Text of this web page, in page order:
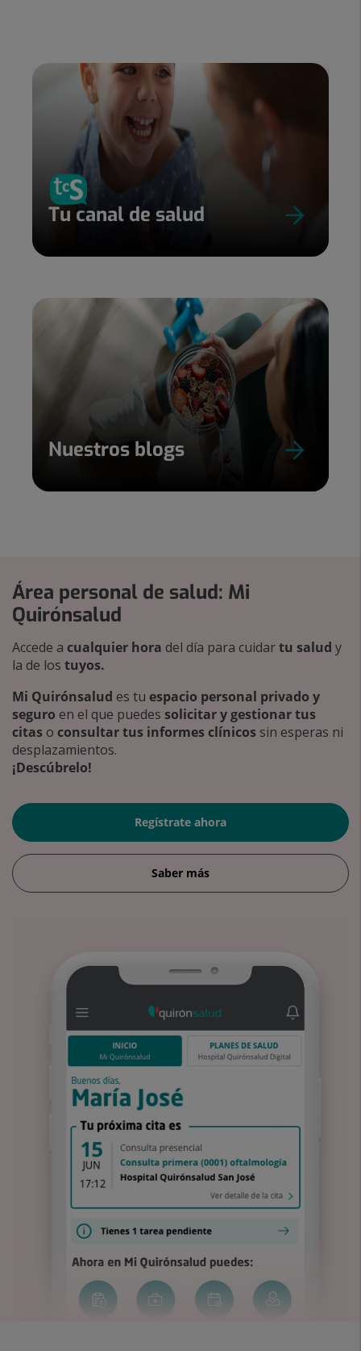
Tu canal de salud
Nuestros blogs
Área personal de salud: Mi
Quirónsalud
Accede a cualquier hora del día para cuidartu salud y
la de los tuyos.
Mi Quirónsalud es tu espacio personal privado y
seguro en el que puedes solicitar y gestionar tus
citas o consultar tus informes clínicos sin esperas ni
desplazamientos.
¡Descúbrelo!
Regístrate ahora
Saber más